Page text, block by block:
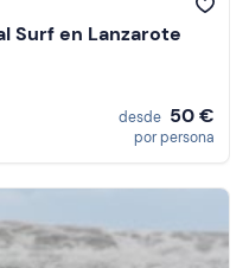
Surf en Lanzarote
desde 50 €
por persona